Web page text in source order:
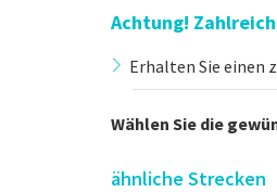
Achtung!
Erhalten Sie einen
Wählen Sie die
ähnliche Strecken